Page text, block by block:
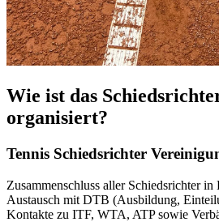
Wie ist das
organisiert?
Tennis Schiedsrichter
Zusammenschluss aller Schiedsrichter
Austausch mit DTB (Ausbildung,
Kontakte zu ITF, WTA, ATP sowie